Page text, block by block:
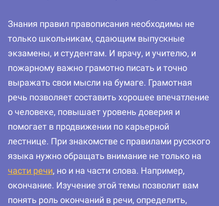
Знания правил правописания необходимы не
только школьникам, сдающим выпускные
экзамены, и студентам. И врачу, и учителю, и
пожарному важно грамотно писать и точно
выражать свои мысли на бумаге. Грамотная
речь позволяет составить хорошее впечатление
о человеке, повышает уровень доверия и
помогает в продвижении по карьерной
лестнице. При знакомстве с правилами русского
языка нужно обращать внимание не только на
части речи, но и на части слова. Например,
окончание. Изучение этой темы позволит вам
понять роль окончаний в речи, определить,